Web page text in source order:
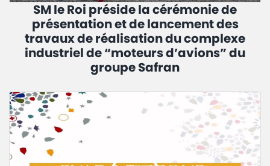
SM le Roi préside la cérémonie de
présentation et de lancement des
travaux de réalisation du complexe
industriel de “moteurs d’avions” du
groupe Safran